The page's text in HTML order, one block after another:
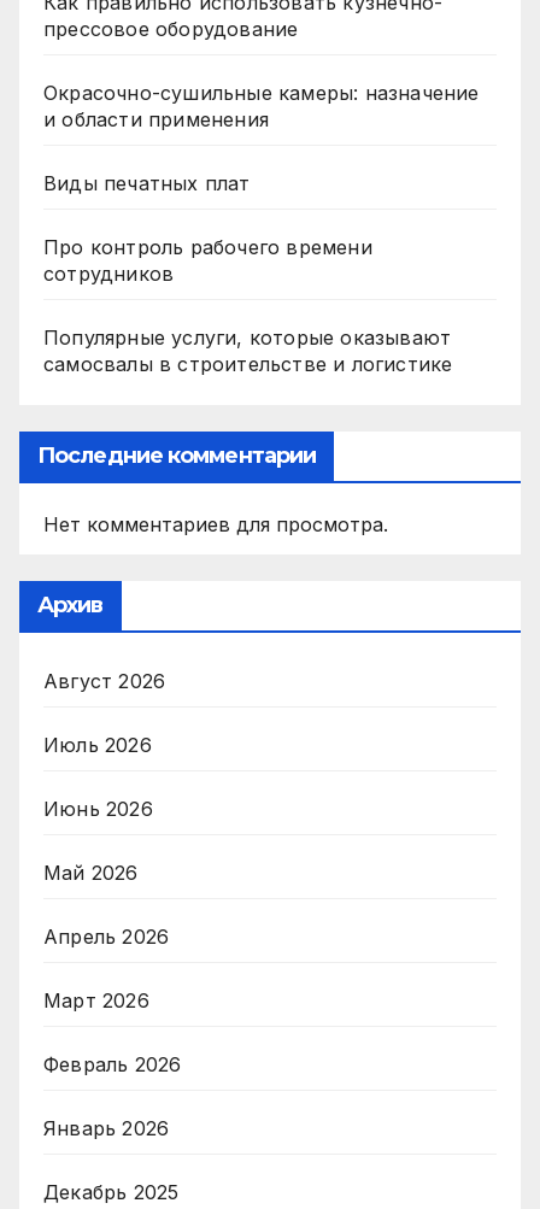
прессовое оборудование
Окрасочно-сушильные камеры: назначение
и области применения
Виды печатных плат
Про контроль рабочего времени
сотрудников
Популярные услуги, которые оказывают
самосвалы в строительстве и логистике
Последние комментарии
Нет комментариев для просмотра.
Архив
Август 2026
Июль 2026
Июнь 2026
Май 2026
Апрель 2026
Март 2026
Февраль 2026
Январь 2026
Декабрь 2025